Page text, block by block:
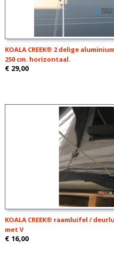
KOALA CREEK® 2 delige
250 cm. horizontaal.
€ 29,00
KOALA CREEK® raamluifel /
met V
€ 16,00